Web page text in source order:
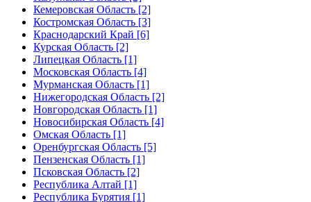
Кемеровская Область [2]
Костромская Область [3]
Краснодарский Край [6]
Курская Область [2]
Липецкая Область [1]
Московская Область [4]
Мурманская Область [1]
Нижегородская Область [2]
Новгородская Область [1]
Новосибирская Область [4]
Омская Область [1]
Оренбургская Область [5]
Пензенская Область [1]
Псковская Область [2]
Республика Алтай [1]
Республика Бурятия [1]